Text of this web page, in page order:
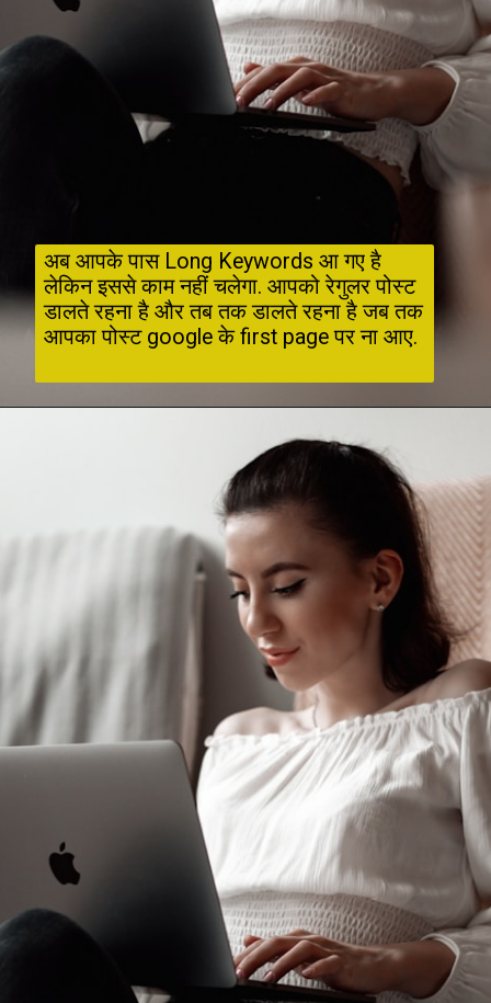
अब आपके पास Long Keywords आ गए है
लेकिन इससे काम नहीं चलेगा. आपको रेगुलर पोस्ट
डालते रहना है और तब तक डालते रहना है जब तक
आपका पोस्ट google के first page पर ना आए.